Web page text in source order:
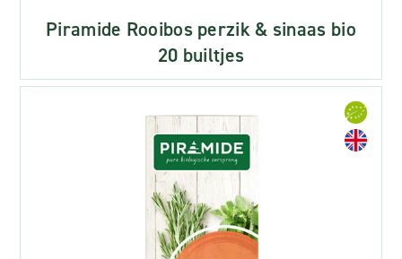
Piramide Rooibos perzik & sinaas bio
20 builtjes